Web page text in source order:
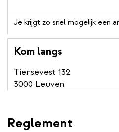
Je krijgt zo snel mogelijk een
Kom langs
Tiensevest 132
3000 Leuven
Reglement